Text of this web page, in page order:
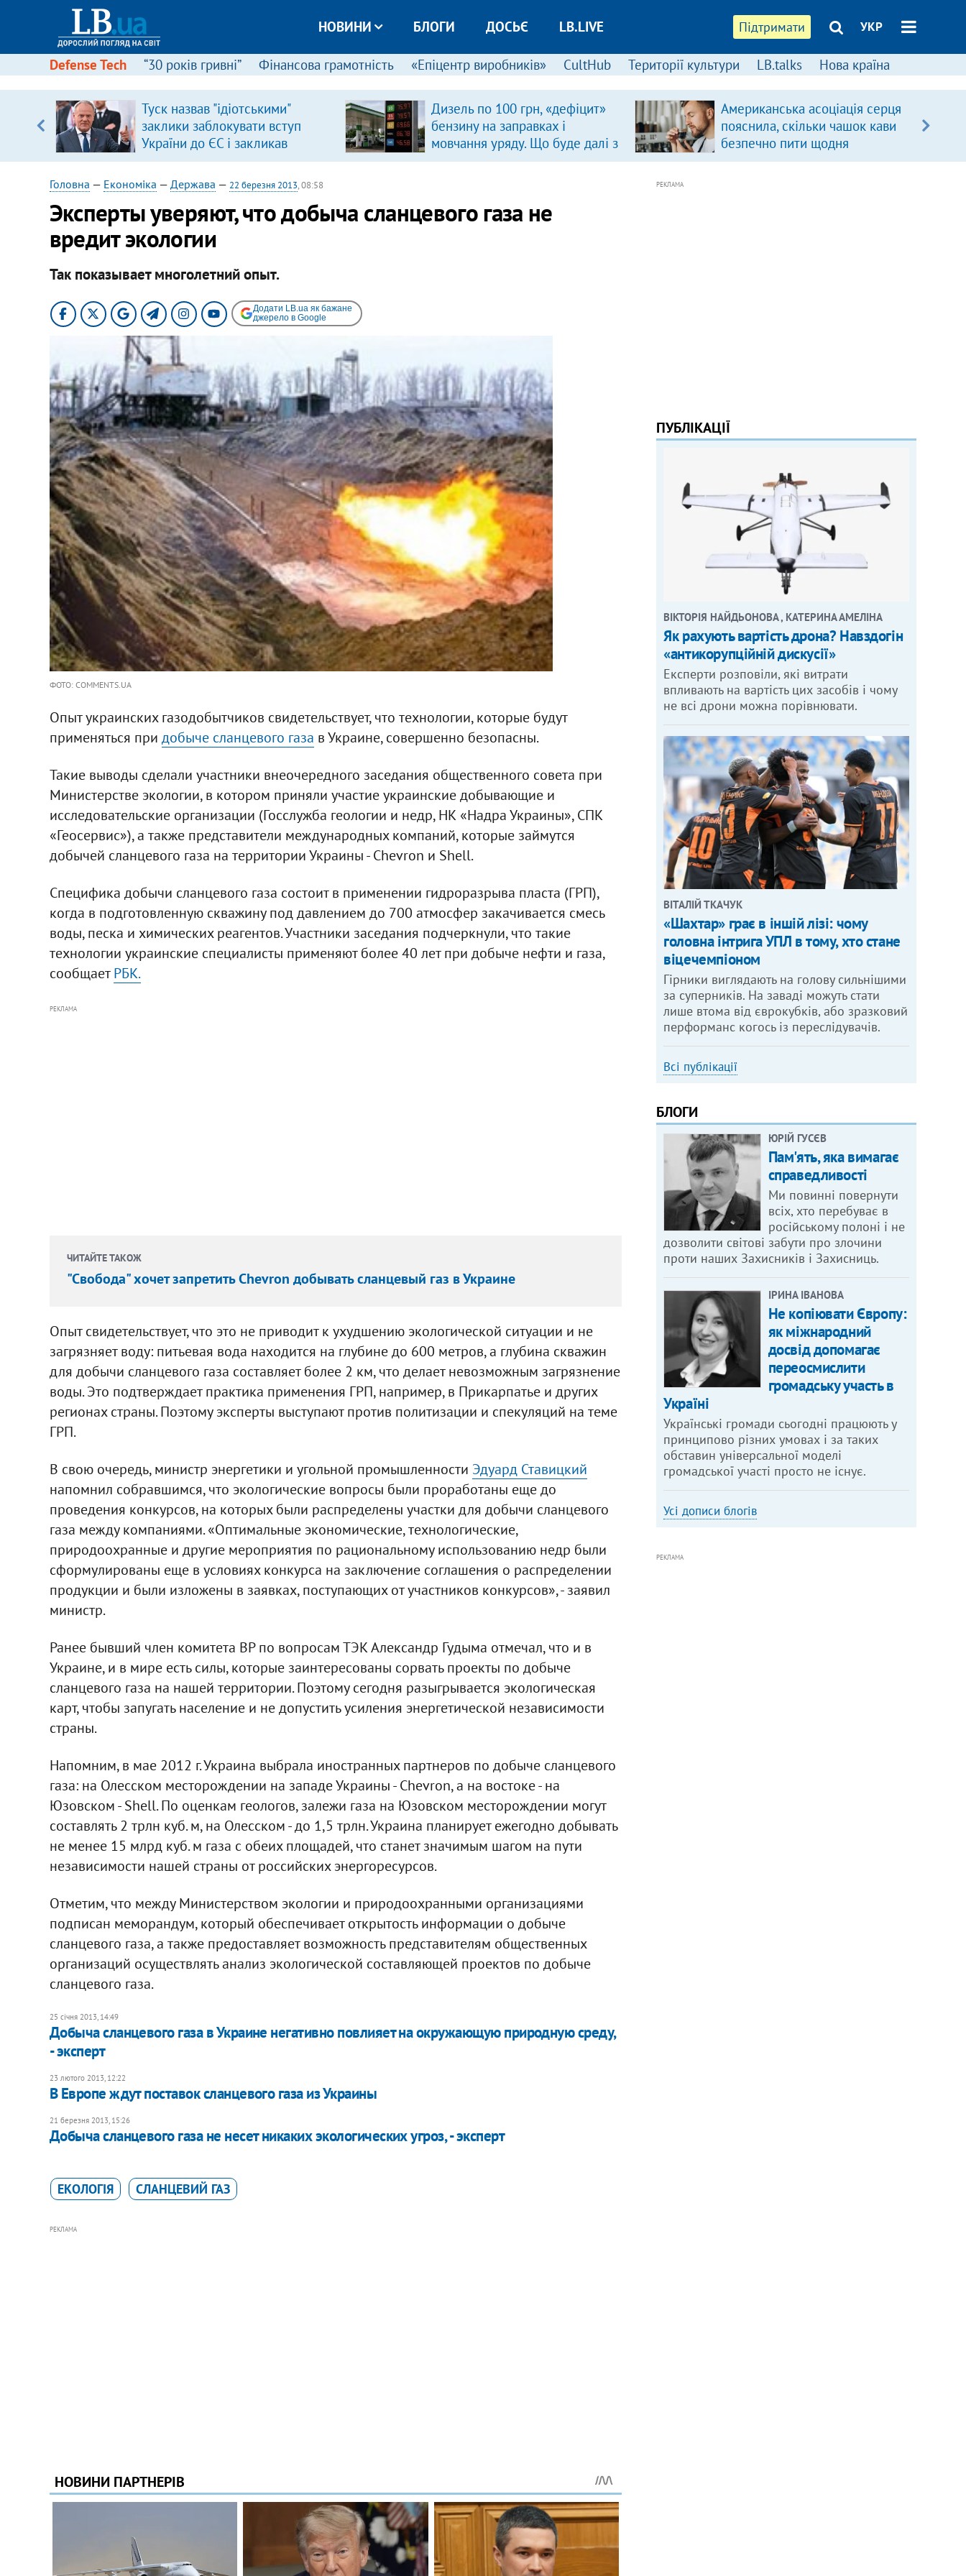
Підтримати УКР
НОВИНИ БЛОГИ ДОСЬЄ LB.LIVE
Defense Tech “30 років гривні” Фінансова грамотність «Епіцентр виробників» CultHub Території культури LB.talks Нова країна
Туск назвав "ідіотськими"
заклики заблокувати вступ
України до ЄС і закликав
припинити антиукраїнську
риторику
Дизель по 100 грн, «дефіцит»
бензину на заправках і
мовчання уряду. Що буде далі з
цінами на пальне?
Американська асоціація серця
пояснила, скільки чашок кави
безпечно пити щодня
Головна — Економіка — Держава — 22 березня 2013, 08:58
​Эксперты уверяют, что добыча сланцевого газа не
вредит экологии
Так показывает многолетний опыт.
Додати LB.ua як бажане
джерело в Google
ФОТО: COMMENTS.UA
Опыт украинских газодобытчиков свидетельствует, что технологии, которые будут
применяться при добыче сланцевого газа в Украине, совершенно безопасны.
Такие выводы сделали участники внеочередного заседания общественного совета при
Министерстве экологии, в котором приняли участие украинские добывающие и
исследовательские организации (Госслужба геологии и недр, НК «Надра Украины», СПК
«Геосервис»), а также представители международных компаний, которые займутся
добычей сланцевого газа на территории Украины - Chevron и Shell.
Специфика добычи сланцевого газа состоит в применении гидроразрыва пласта (ГРП),
когда в подготовленную скважину под давлением до 700 атмосфер закачивается смесь
воды, песка и химических реагентов. Участники заседания подчеркнули, что такие
технологии украинские специалисты применяют более 40 лет при добыче нефти и газа,
сообщаетРБК.
РЕКЛАМА
ЧИТАЙТЕ ТАКОЖ
"Свобода" хочет запретить Chevron добывать сланцевый газ в Украине
Опыт свидетельствует, что это не приводит к ухудшению экологической ситуации и не
загрязняет воду: питьевая вода находится на глубине до 600 метров, а глубина скважин
для добычи сланцевого газа составляет более 2 км, что делает невозможным загрязнение
воды. Это подтверждает практика применения ГРП, например, в Прикарпатье и других
регионах страны. Поэтому эксперты выступают против политизации и спекуляций на теме
ГРП.
В свою очередь, министр энергетики и угольной промышленности Эдуард Ставицкий
напомнил собравшимся, что экологические вопросы были проработаны еще до
проведения конкурсов, на которых были распределены участки для добычи сланцевого
газа между компаниями. «Оптимальные экономические, технологические,
природоохранные и другие мероприятия по рациональному использованию недр были
сформулированы еще в условиях конкурса на заключение соглашения о распределении
продукции и были изложены в заявках, поступающих от участников конкурсов», - заявил
министр.
Ранее бывший член комитета ВР по вопросам ТЭК Александр Гудыма отмечал, что и в
Украине, и в мире есть силы, которые заинтересованы сорвать проекты по добыче
сланцевого газа на нашей территории. Поэтому сегодня разыгрывается экологическая
карт, чтобы запугать население и не допустить усиления энергетической независимости
страны.
Напомним, в мае 2012 г. Украина выбрала иностранных партнеров по добыче сланцевого
газа: на Олесском месторождении на западе Украины - Chevron, а на востоке - на
Юзовском - Shell. По оценкам геологов, залежи газа на Юзовском месторождении могут
составлять 2 трлн куб. м, на Олесском - до 1,5 трлн. Украина планирует ежегодно добывать
не менее 15 млрд куб. м газа с обеих площадей, что станет значимым шагом на пути
независимости нашей страны от российских энергоресурсов.
Отметим, что между Министерством экологии и природоохранными организациями
подписан меморандум, который обеспечивает открытость информации о добыче
сланцевого газа, а также предоставляет возможность представителям общественных
организаций осуществлять анализ экологической составляющей проектов по добыче
сланцевого газа.
25 січня 2013, 14:49
Добыча сланцевого газа в Украине негативно повлияет на окружающую природную среду,
- эксперт
23 лютого 2013, 12:22
В Европе ждут поставок сланцевого газа из Украины
21 березня 2013, 15:26
Добыча сланцевого газа не несет никаких экологических угроз, - эксперт
ЕКОЛОГІЯ СЛАНЦЕВИЙ ГАЗ
РЕКЛАМА
РЕКЛАМА
ПУБЛІКАЦІЇ
ВІКТОРІЯ НАЙДЬОНОВА , КАТЕРИНА АМЕЛІНА
Як рахують вартість дрона? Навздогін
«антикорупційній дискусії»
Експерти розповіли, які витрати
впливають на вартість цих засобів і чому
не всі дрони можна порівнювати.
ВІТАЛІЙ ТКАЧУК
«Шахтар» грає в іншій лізі: чому
головна інтрига УПЛ в тому, хто стане
віцечемпіоном
Гірники виглядають на голову сильнішими
за суперників. На заваді можуть стати
лише втома від єврокубків, або зразковий
перформанс когось із переслідувачів.
Всі публікації
БЛОГИ
ЮРІЙ ГУСЄВ
Пам'ять, яка вимагає
справедливості
Ми повинні повернути
всіх, хто перебуває в
російському полоні і не
дозволити світові забути про злочини
проти наших Захисників і Захисниць.
ІРИНА ІВАНОВА
Не копіювати Європу:
як міжнародний
досвід допомагає
переосмислити
громадську участь в
Україні
Українські громади сьогодні працюють у
принципово різних умовах і за таких
обставин універсальної моделі
громадської участі просто не існує.
Усі дописи блогів
РЕКЛАМА